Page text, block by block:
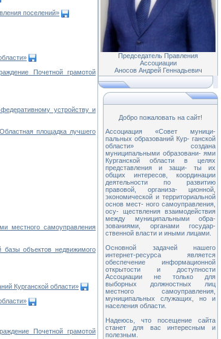
поселений»
Почетной грамотой
устройству и
площадка лучшего
местного самоуправления
объектов недвижимого
Курганской области»
Почетной грамотой
Председатель Правления
Ассоциации
Аносов Андрей Геннадьевич
Добро пожаловать на сайт!
Ассоциация «Совет муници-
пальных образований Кур- ганской
области» создана
муниципальными образовани- ями
Курганской области в целях
представления и защи- ты их
общих интересов, координации
деятельности по развитию
правовой, организа- ционной,
экономической и территориальной
основ мест- ного самоуправления,
осу- ществления взаимодействия
между муниципальными обра-
зованиями, органами государ-
ственной власти и иными лицами.
Основной задачей нашего
интернет-ресурса является
обеспечение информационной
открытости и доступности
Ассоциации не только для
выборных должностных лиц
местного самоуправления,
муниципальных служащих, но и
населения области.
Надеюсь, что посещение сайта
станет для вас интересным и
полезным.